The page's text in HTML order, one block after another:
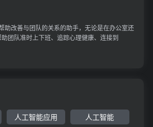
助改善与团队的关系的助手，无论是在办公室还
团队准时上下班、追踪心理健康、连接到
人工智能应用 人工智能